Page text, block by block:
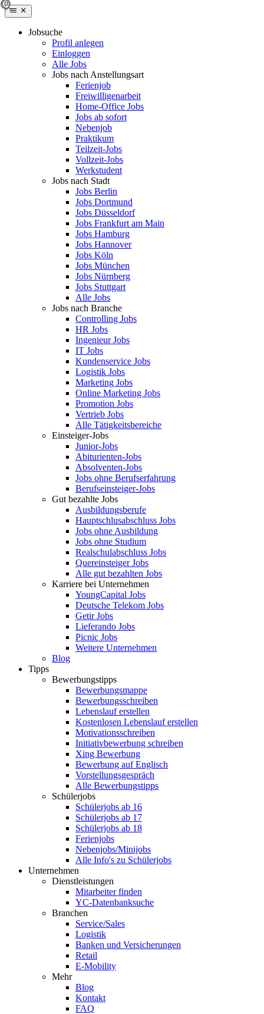
Jobsuche
Profil anlegen
Einloggen
Alle Jobs
Jobs nach Anstellungsart
Ferienjob
Freiwilligenarbeit
Home-Office Jobs
Jobs ab sofort
Nebenjob
Praktikum
Teilzeit-Jobs
Vollzeit-Jobs
Werkstudent
Jobs nach Stadt
Jobs Berlin
Jobs Dortmund
Jobs Düsseldorf
Jobs Frankfurt am Main
Jobs Hamburg
Jobs Hannover
Jobs Köln
Jobs München
Jobs Nürnberg
Jobs Stuttgart
Alle Jobs
Jobs nach Branche
Controlling Jobs
HR Jobs
Ingenieur Jobs
IT Jobs
Kundenservice Jobs
Logistik Jobs
Marketing Jobs
Online Marketing Jobs
Promotion Jobs
Vertrieb Jobs
Alle Tätigkeitsbereiche
Einsteiger-Jobs
Junior-Jobs
Abiturienten-Jobs
Absolventen-Jobs
Jobs ohne Berufserfahrung
Berufseinsteiger-Jobs
Gut bezahlte Jobs
Ausbildungsberufe
Hauptschlusabschluss Jobs
Jobs ohne Ausbildung
Jobs ohne Studium
Realschulabschluss Jobs
Quereinsteiger Jobs
Alle gut bezahlten Jobs
Karriere bei Unternehmen
YoungCapital Jobs
Deutsche Telekom Jobs
Getir Jobs
Lieferando Jobs
Picnic Jobs
Weitere Unternehmen
Blog
Tipps
Bewerbungstipps
Bewerbungsmappe
Bewerbungsschreiben
Lebenslauf erstellen
Kostenlosen Lebenslauf erstellen
Motivationsschreiben
Initiativbewerbung schreiben
Xing Bewerbung
Bewerbung auf Englisch
Vorstellungsgespräch
Alle Bewerbungstipps
Schülerjobs
Schülerjobs ab 16
Schülerjobs ab 17
Schülerjobs ab 18
Ferienjobs
Nebenjobs/Minijobs
Alle Info's zu Schülerjobs
Unternehmen
Dienstleistungen
Mitarbeiter finden
YC-Datenbanksuche
Branchen
Service/Sales
Logistik
Banken und Versicherungen
Retail
E-Mobility
Mehr
Blog
Kontakt
FAQ